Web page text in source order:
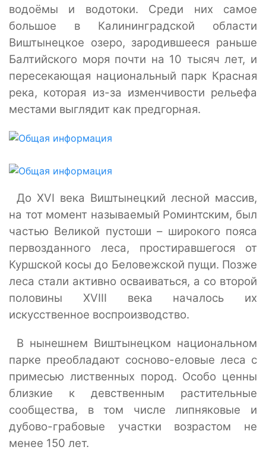
водоёмы и водотоки. Среди них самое
большое в Калининградской области
Виштынецкое озеро, зародившееся раньше
Балтийского моря почти на 10 тысяч лет, и
пересекающая национальный парк Красная
река, которая из-за изменчивости рельефа
местами выглядит как предгорная.
До XVI века Виштынецкий лесной массив,
на тот момент называемый Роминтским, был
частью Великой пустоши – широкого пояса
первозданного леса, простиравшегося от
Куршской косы до Беловежской пущи. Позже
леса стали активно осваиваться, а со второй
половины XVIII века началось их
искусственное воспроизводство.
В нынешнем Виштынецком национальном
парке преобладают сосново-еловые леса с
примесью лиственных пород. Особо ценны
близкие к девственным растительные
сообщества, в том числе липняковые и
дубово-грабовые участки возрастом не
менее 150 лет.